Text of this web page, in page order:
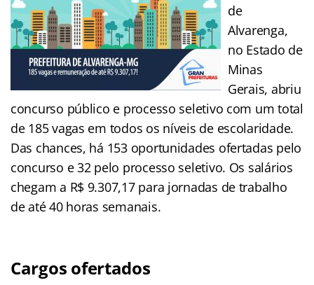
de
Alvarenga,
no Estado de
Minas
Gerais, abriu
concurso público e processo seletivo com um total
de 185 vagas em todos os níveis de escolaridade.
Das chances, há 153 oportunidades ofertadas pelo
concurso e 32 pelo processo seletivo. Os salários
chegam a R$ 9.307,17 para jornadas de trabalho
de até 40 horas semanais.
Cargos ofertados